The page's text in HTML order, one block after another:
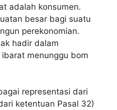
adalah konsumen.
besar bagi suatu
perekonomian.
hadir dalam
menunggu bom
representasi dari
ketentuan Pasal 32)